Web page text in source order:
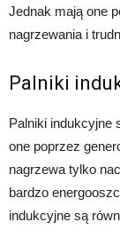
Jednak mają one
nagrzewania i
Palniki
Palniki indukcyjne
one poprzez
nagrzewa tylko
bardzo
indukcyjne są